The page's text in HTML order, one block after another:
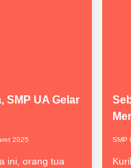
SMP UA Gelar
2025
ini, orang tua
SMP